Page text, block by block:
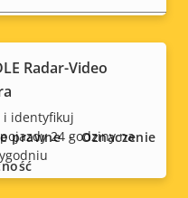
Radar-Video
identyfikuj
24 godziny na
prawne
Oznaczenie